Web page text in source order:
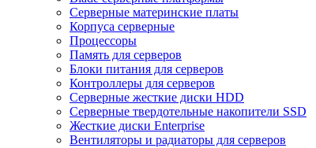
Серверные материнские платы
Корпуса серверные
Процессоры
Память для серверов
Блоки питания для серверов
Контроллеры для серверов
Серверные жесткие диски HDD
Серверные твердотельные накопители SSD
Жесткие диски Enterprise
Вентиляторы и радиаторы для серверов